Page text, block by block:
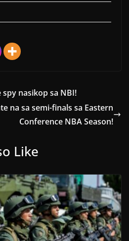
spy nasikop sa NBI!
na sa semi-finals sa Eastern
Conference NBA Season!
Like